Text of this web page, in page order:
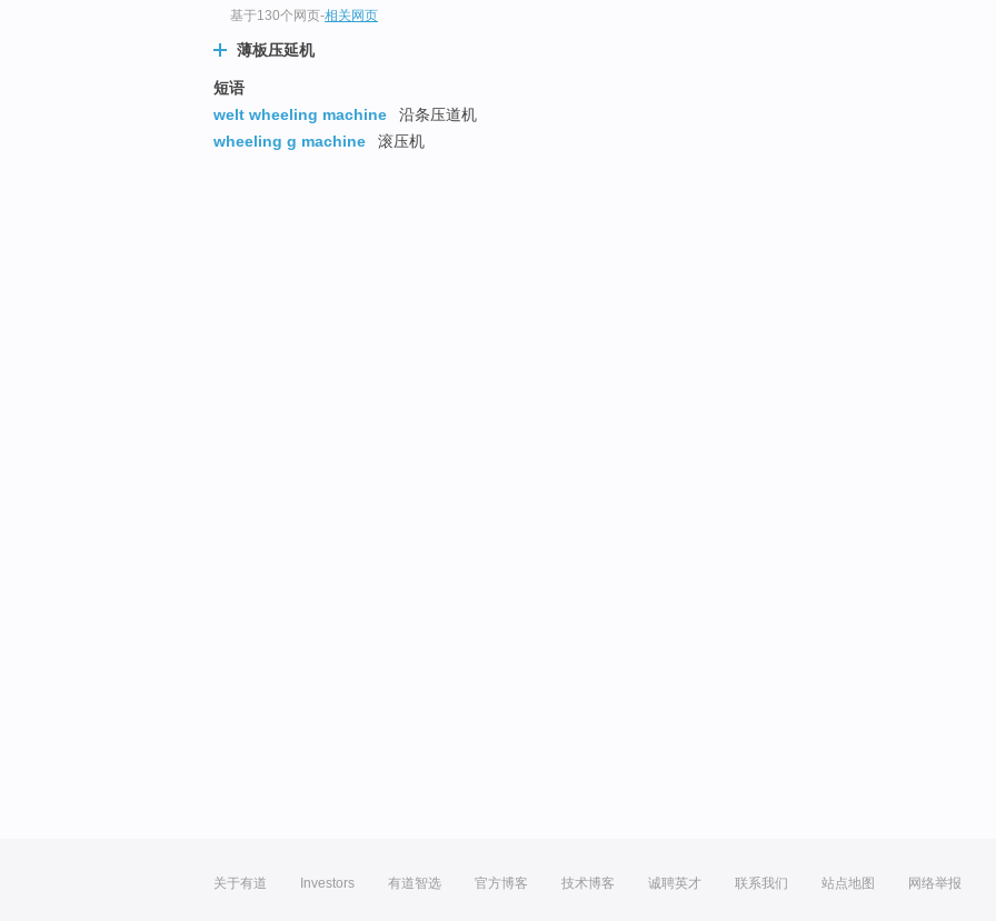
基于130个网页-相关网页
薄板压延机
短语
welt wheeling machine
沿条压道机
wheeling g machine
滚压机
关于有道 Investors 有道智选 官方博客 技术博客 诚聘英才 联系我们 站点地图 网络举报